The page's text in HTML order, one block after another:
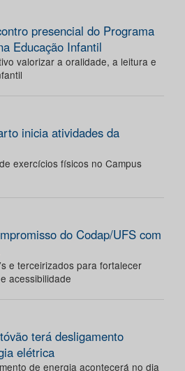
presencial do Programa
Educação Infantil
valorizar a oralidade, a leitura e
inicia atividades da
exercícios físicos no Campus
do Codap/UFS com
e terceirizados para fortalecer
acessibilidade
terá desligamento
elétrica
de energia acontecerá no dia